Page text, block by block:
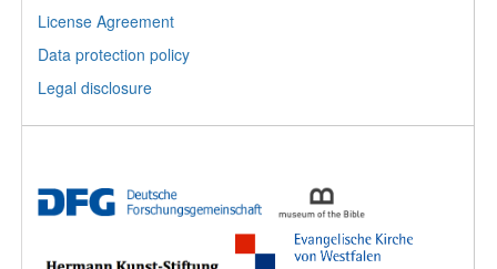
License Agreement
Data protection policy
Legal disclosure